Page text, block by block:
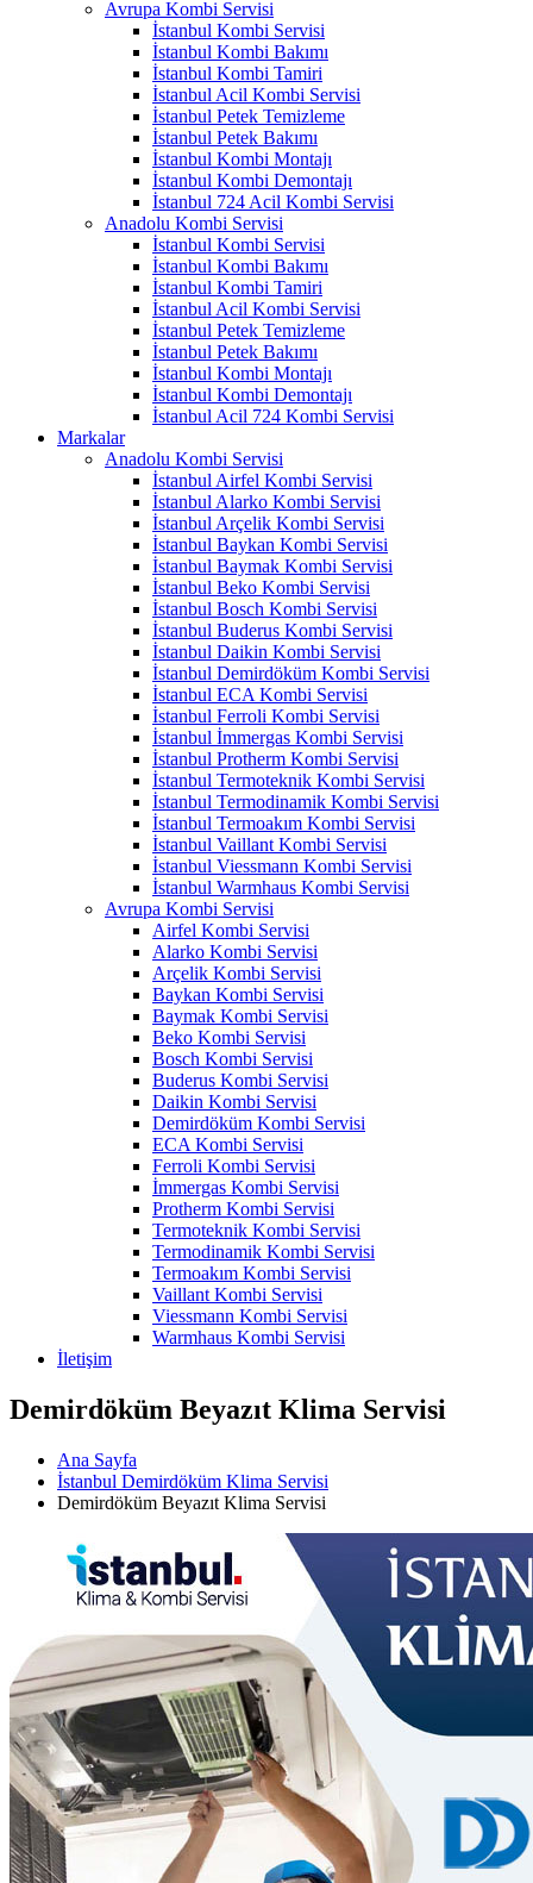
Avrupa Kombi Servisi
İstanbul Kombi Servisi
İstanbul Kombi Bakımı
İstanbul Kombi Tamiri
İstanbul Acil Kombi Servisi
İstanbul Petek Temizleme
İstanbul Petek Bakımı
İstanbul Kombi Montajı
İstanbul Kombi Demontajı
İstanbul 724 Acil Kombi Servisi
Anadolu Kombi Servisi
İstanbul Kombi Servisi
İstanbul Kombi Bakımı
İstanbul Kombi Tamiri
İstanbul Acil Kombi Servisi
İstanbul Petek Temizleme
İstanbul Petek Bakımı
İstanbul Kombi Montajı
İstanbul Kombi Demontajı
İstanbul Acil 724 Kombi Servisi
Markalar
Anadolu Kombi Servisi
İstanbul Airfel Kombi Servisi
İstanbul Alarko Kombi Servisi
İstanbul Arçelik Kombi Servisi
İstanbul Baykan Kombi Servisi
İstanbul Baymak Kombi Servisi
İstanbul Beko Kombi Servisi
İstanbul Bosch Kombi Servisi
İstanbul Buderus Kombi Servisi
İstanbul Daikin Kombi Servisi
İstanbul Demirdöküm Kombi Servisi
İstanbul ECA Kombi Servisi
İstanbul Ferroli Kombi Servisi
İstanbul İmmergas Kombi Servisi
İstanbul Protherm Kombi Servisi
İstanbul Termoteknik Kombi Servisi
İstanbul Termodinamik Kombi Servisi
İstanbul Termoakım Kombi Servisi
İstanbul Vaillant Kombi Servisi
İstanbul Viessmann Kombi Servisi
İstanbul Warmhaus Kombi Servisi
Avrupa Kombi Servisi
Airfel Kombi Servisi
Alarko Kombi Servisi
Arçelik Kombi Servisi
Baykan Kombi Servisi
Baymak Kombi Servisi
Beko Kombi Servisi
Bosch Kombi Servisi
Buderus Kombi Servisi
Daikin Kombi Servisi
Demirdöküm Kombi Servisi
ECA Kombi Servisi
Ferroli Kombi Servisi
İmmergas Kombi Servisi
Protherm Kombi Servisi
Termoteknik Kombi Servisi
Termodinamik Kombi Servisi
Termoakım Kombi Servisi
Vaillant Kombi Servisi
Viessmann Kombi Servisi
Warmhaus Kombi Servisi
İletişim
Demirdöküm Beyazıt Klima Servisi
Ana Sayfa
İstanbul Demirdöküm Klima Servisi
Demirdöküm Beyazıt Klima Servisi